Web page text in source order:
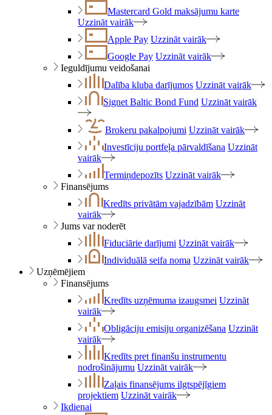
Mastercard Gold maksājumu karte
Uzzināt vairāk
Apple Pay Uzzināt vairāk
Google Pay Uzzināt vairāk
Ieguldījumu veidošanai
Dalība kluba darījumos Uzzināt vairāk
Signet Baltic Bond Fund Uzzināt vairāk
Brokeru pakalpojumi Uzzināt vairāk
Investīciju portfeļa pārvaldīšana Uzzināt
vairāk
Termiņdepozīts Uzzināt vairāk
Finansējums
Kredīts privātām vajadzībām Uzzināt
vairāk
Jums var noderēt
Fiduciārie darījumi Uzzināt vairāk
Individuālā seifa noma Uzzināt vairāk
Uzņēmējiem
Finansējums
Kredīts uzņēmuma izaugsmei Uzzināt
vairāk
Obligāciju emisiju organizēšana Uzzināt
vairāk
Kredīts pret finanšu instrumentu
nodrošinājumu Uzzināt vairāk
Zaļais finansējums ilgtspējīgiem
projektiem Uzzināt vairāk
Ikdienai